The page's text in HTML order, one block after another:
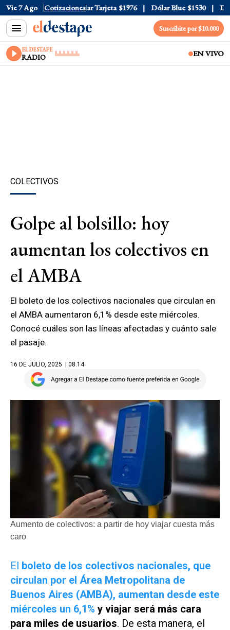
Vie 7 Ago Cotizaciones
Oficial $1520 Dólar Tarjeta $1976 Dólar Blue $1530
Suscribite por $10.000
EL DESTAPE
RADIO EN VIVO
COLECTIVOS
Golpe al bolsillo: hoy
aumentan los colectivos en
el AMBA
El boleto de los colectivos nacionales que circulan en
el AMBA aumentaron 6,1% desde este miércoles.
Conocé cuáles son las líneas afectadas y cuánto sale
el pasaje.
16 DE JULIO, 2025 | 08.14
Aumento de colectivos: a partir de hoy viajar cuesta más
caro
El boleto de los colectivos nacionales, que
circulan por el Área Metropolitana de
Buenos Aires (AMBA), aumentan desde este
miércoles un 6,1% y viajar será más cara
para miles de usuarios. De esta manera, el